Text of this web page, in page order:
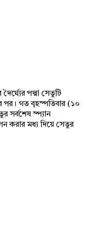
পদ্মা সেতুটি
পর। গত বৃহস্পতিবার (১০
সর্বশেষ স্প্যান
করার মধ্য দিয়ে সেতুর